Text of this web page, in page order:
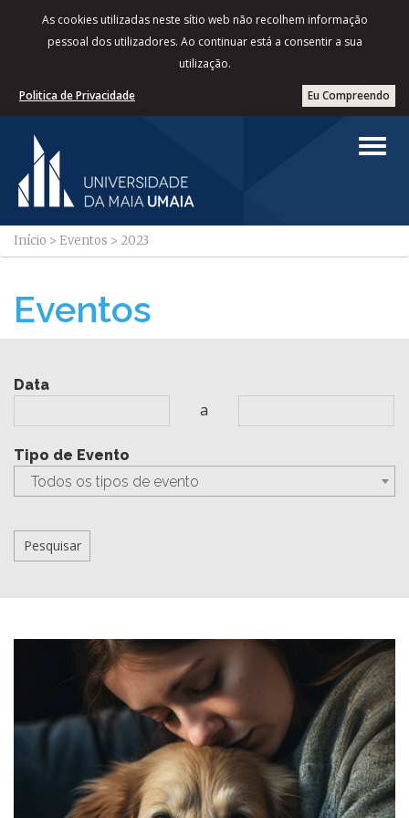
As cookies utilizadas neste sítio web não recolhem informação
pessoal dos utilizadores. Ao continuar está a consentir a sua
utilização.
Eu Compreendo
Politica de Privacidade
Início > Eventos > 2023
Eventos
Data
a
Tipo de Evento
Todos os tipos de evento